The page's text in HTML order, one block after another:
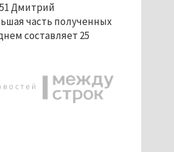
Дмитрий
часть полученных
составляет 25